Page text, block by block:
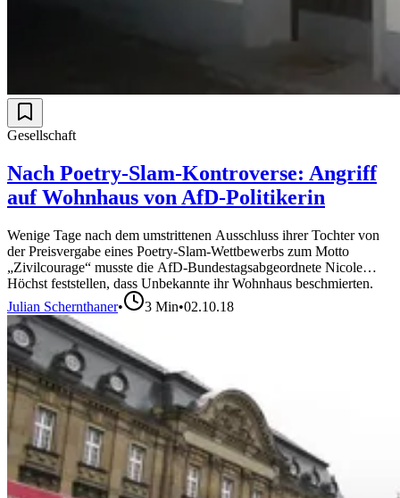
Gesellschaft
Nach Poetry-Slam-Kontroverse: Angriff
auf Wohnhaus von AfD-Politikerin
Wenige Tage nach dem umstrittenen Ausschluss ihrer Tochter von
der Preisvergabe eines Poetry-Slam-Wettbewerbs zum Motto
„Zivilcourage“ musste die AfD-Bundestagsabgeordnete Nicole
Höchst feststellen, dass Unbekannte ihr Wohnhaus beschmierten.
Julian Schernthaner• 3 Min•02.10.18